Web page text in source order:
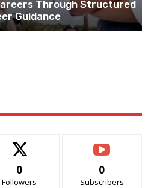
Through Structured
Guidance
0
Followers
0
Subscribers